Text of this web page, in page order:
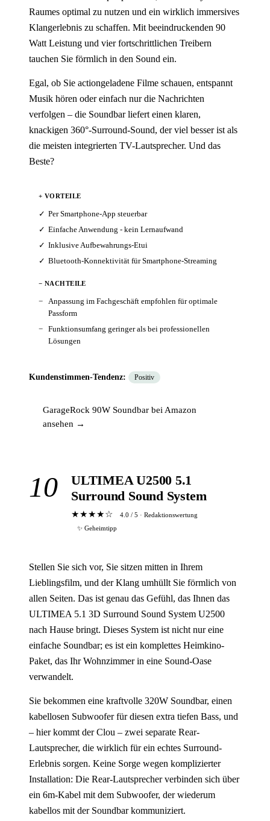
Raumes optimal zu nutzen und ein wirklich immersives
Klangerlebnis zu schaffen. Mit beeindruckenden 90
Watt Leistung und vier fortschrittlichen Treibern
tauchen Sie förmlich in den Sound ein.
Egal, ob Sie actiongeladene Filme schauen, entspannt
Musik hören oder einfach nur die Nachrichten
verfolgen – die Soundbar liefert einen klaren,
knackigen 360°-Surround-Sound, der viel besser ist als
die meisten integrierten TV-Lautsprecher. Und das
Beste?
+ VORTEILE
Per Smartphone-App steuerbar
Einfache Anwendung - kein Lernaufwand
Inklusive Aufbewahrungs-Etui
Bluetooth-Konnektivität für Smartphone-Streaming
− NACHTEILE
Anpassung im Fachgeschäft empfohlen für optimale
Passform
Funktionsumfang geringer als bei professionellen
Lösungen
Kundenstimmen-Tendenz: Positiv
GarageRock 90W Soundbar bei Amazon
ansehen →
10
ULTIMEA U2500 5.1
Surround Sound System
★★★★☆
4.0 / 5 · Redaktionswertung
✨ Geheimtipp
Stellen Sie sich vor, Sie sitzen mitten in Ihrem
Lieblingsfilm, und der Klang umhüllt Sie förmlich von
allen Seiten. Das ist genau das Gefühl, das Ihnen das
ULTIMEA 5.1 3D Surround Sound System U2500
nach Hause bringt. Dieses System ist nicht nur eine
einfache Soundbar; es ist ein komplettes Heimkino-
Paket, das Ihr Wohnzimmer in eine Sound-Oase
verwandelt.
Sie bekommen eine kraftvolle 320W Soundbar, einen
kabellosen Subwoofer für diesen extra tiefen Bass, und
– hier kommt der Clou – zwei separate Rear-
Lautsprecher, die wirklich für ein echtes Surround-
Erlebnis sorgen. Keine Sorge wegen komplizierter
Installation: Die Rear-Lautsprecher verbinden sich über
ein 6m-Kabel mit dem Subwoofer, der wiederum
kabellos mit der Soundbar kommuniziert.